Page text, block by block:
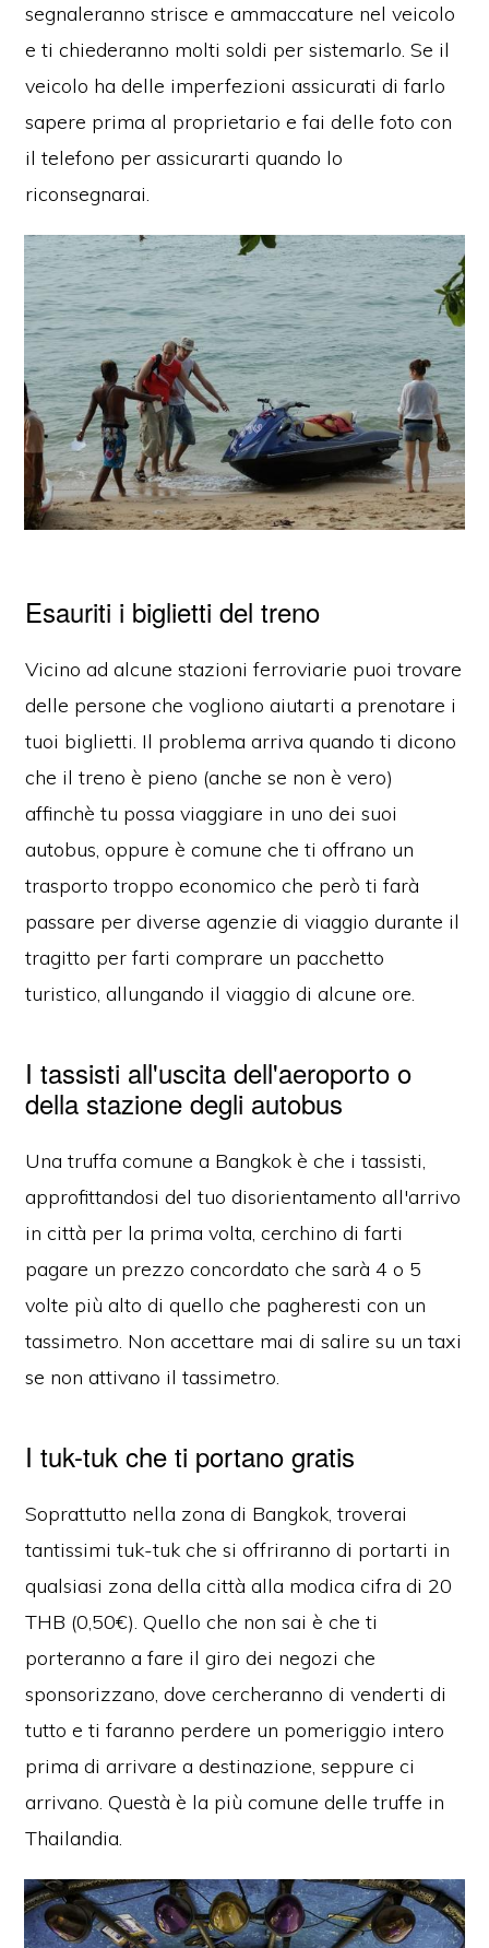
segnaleranno strisce e ammaccature nel veicolo
e ti chiederanno molti soldi per sistemarlo. Se il
veicolo ha delle imperfezioni assicurati di farlo
sapere prima al proprietario e fai delle foto con
il telefono per assicurarti quando lo
riconsegnarai.
Esauriti i biglietti del treno
Vicino ad alcune stazioni ferroviarie puoi trovare
delle persone che vogliono aiutarti a prenotare i
tuoi biglietti. Il problema arriva quando ti dicono
che il treno è pieno (anche se non è vero)
affinchè tu possa viaggiare in uno dei suoi
autobus, oppure è comune che ti offrano un
trasporto troppo economico che però ti farà
passare per diverse agenzie di viaggio durante il
tragitto per farti comprare un pacchetto
turistico, allungando il viaggio di alcune ore.
I tassisti all'uscita dell'aeroporto o
della stazione degli autobus
Una truffa comune a Bangkok è che i tassisti,
approfittandosi del tuo disorientamento all'arrivo
in città per la prima volta, cerchino di farti
pagare un prezzo concordato che sarà 4 o 5
volte più alto di quello che pagheresti con un
tassimetro. Non accettare mai di salire su un taxi
se non attivano il tassimetro.
I tuk-tuk che ti portano gratis
Soprattutto nella zona di Bangkok, troverai
tantissimi tuk-tuk che si offriranno di portarti in
qualsiasi zona della città alla modica cifra di 20
THB (0,50€). Quello che non sai è che ti
porteranno a fare il giro dei negozi che
sponsorizzano, dove cercheranno di venderti di
tutto e ti faranno perdere un pomeriggio intero
prima di arrivare a destinazione, seppure ci
arrivano. Questà è la più comune delle truffe in
Thailandia.